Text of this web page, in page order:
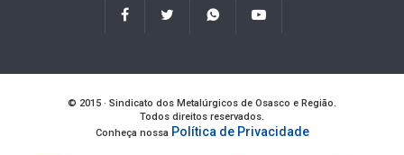
© 2015 · Sindicato dos Metalúrgicos de Osasco e Região.
Todos direitos reservados.
Conheça nossa Política de Privacidade